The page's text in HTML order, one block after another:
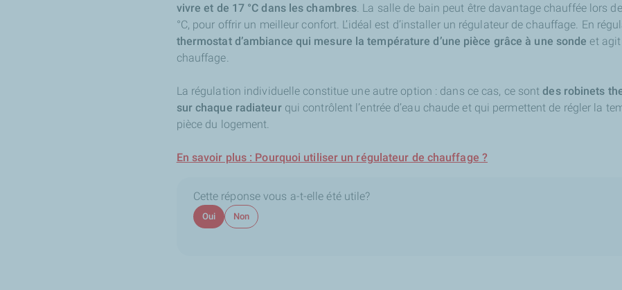
vivre et de 17 °C dans les chambres . La salle de bain peut être davantage chauffée lors
°C, pour offrir un meilleur confort. L’idéal est d’installer un régulateur de chauffage. En
thermostat d’ambiance qui mesure la température d’une pièce grâce à une sonde et
chauffage.
La régulation individuelle constitue une autre option : dans ce cas, ce sontdes robinets
sur chaque radiateurqui contrôlent l’entrée d’eau chaude et qui permettent de régler la
pièce du logement.
En savoir plus : Pourquoi utiliser un régulateur de chauffage ?
Cette réponse vous a-t-elle été utile?
Oui Non